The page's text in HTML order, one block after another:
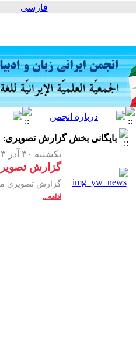
فارسی
بایگانی بخشگزارش تصویری:
یکشنبه ۳۰ آذر ۱۳۹۳ -
گزارش
گزارش تصویری مجمع
ادامه...